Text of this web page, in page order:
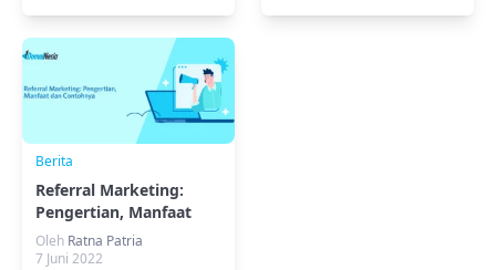
Berita
Referral Marketing:
Pengertian, Manfaat
dan Contohnya
Oleh Ratna Patria
7 Juni 2022